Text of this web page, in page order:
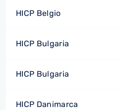
HICP Belgio
HICP Bulgaria
HICP Bulgaria
HICP Danimarca